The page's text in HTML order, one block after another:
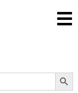
Search Button